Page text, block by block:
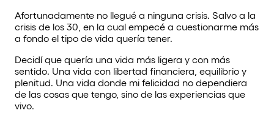
Afortunadamente no llegué a ninguna crisis. Salvo a la
crisis de los 30, en la cual empecé a cuestionarme más
a fondo el tipo de vida quería tener.
Decidí que quería una vida más ligera y con más
sentido. Una vida con libertad financiera, equilibrio y
plenitud. Una vida donde mi felicidad no dependiera
de las cosas que tengo, sino de las experiencias que
vivo.